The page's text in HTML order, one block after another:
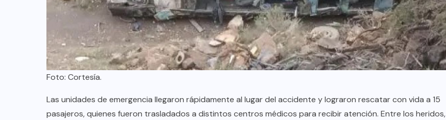
Foto: Cortesía.
Las unidades de emergencia llegaron rápidamente al lugar del accidente y lograron rescatar con vida a 15
pasajeros, quienes fueron trasladados a distintos centros médicos para recibir atención. Entre los heridos,